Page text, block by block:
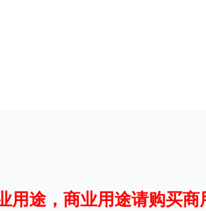
平台
用途，商业用途请购买